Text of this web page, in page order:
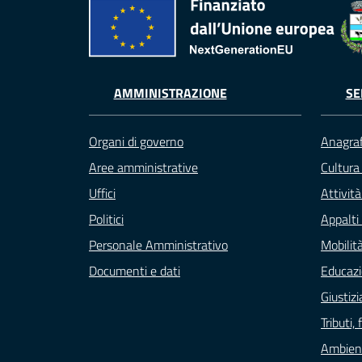
AMMINISTRAZIONE
Organi di governo
Aree amministrative
Uffici
Politici
Personale Amministrativo
Documenti e dati
Appalti
Tributi,